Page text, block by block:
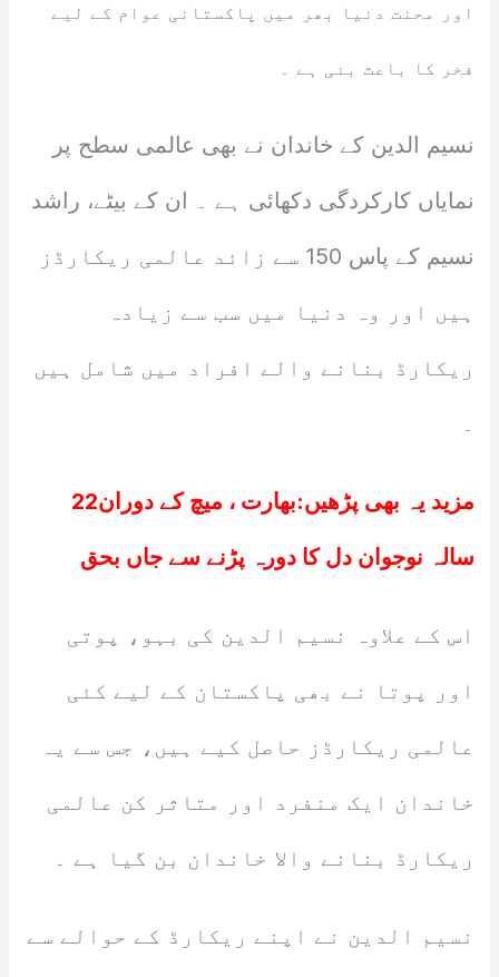
اور محنت دنیا بھر میں پاکستانی عوام کے لیے
فخر کا باعث بنی ہے ۔
نسیم الدین کے خاندان نے بھی عالمی سطح پر
نمایاں کارکردگی دکھائی ہے ۔ ان کے بیٹے، راشد
نسیم کے پاس 150 سے زائد عالمی ریکارڈز
ہیں اور وہ دنیا میں سب سے زیادہ
ریکارڈ بنانے والے افراد میں شامل ہیں
۔
مزید یہ بھی پڑھیں: بھارت ، میچ کے دوران22
سالہ نوجوان دل کا دورہ پڑنے سے جاں بحق
اس کے علاوہ نسیم الدین کی بہو، پوتی
اور پوتا نے بھی پاکستان کے لیے کئی
عالمی ریکارڈز حاصل کیے ہیں، جس سے یہ
خاندان ایک منفرد اور متاثر کن عالمی
ریکارڈ بنانے والا خاندان بن گیا ہے ۔
نسیم الدین نے اپنے ریکارڈ کے حوالے سے